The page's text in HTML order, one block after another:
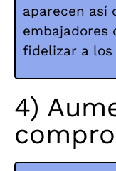
aparecen así
embajadores
fidelizar a los
4)